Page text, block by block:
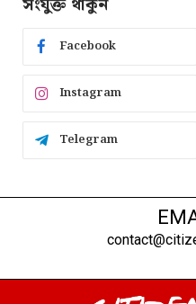
Facebook
Instagram
Telegram